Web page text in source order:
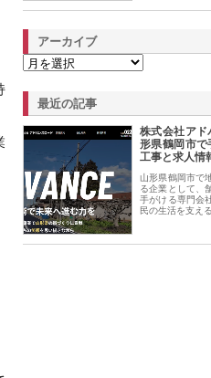
アーカイブ
最近の記事
株式会社アド
形県鶴岡市で
工事と求人情
山形県鶴岡市で
る企業として、
手がける専門会
民の生活を支え